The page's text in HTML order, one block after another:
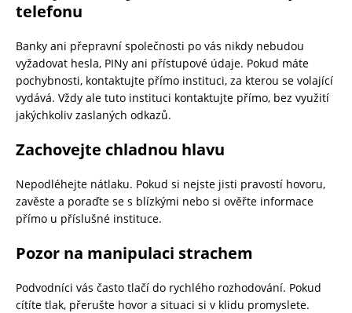
telefonu
Banky ani přepravní společnosti po vás nikdy nebudou
vyžadovat hesla, PINy ani přístupové údaje. Pokud máte
pochybnosti, kontaktujte přímo instituci, za kterou se volající
vydává. Vždy ale tuto instituci kontaktujte přímo, bez využití
jakýchkoliv zaslaných odkazů.
Zachovejte chladnou hlavu
Nepodléhejte nátlaku. Pokud si nejste jisti pravostí hovoru,
zavěste a poraďte se s blízkými nebo si ověřte informace
přímo u příslušné instituce.
Pozor na manipulaci strachem
Podvodníci vás často tlačí do rychlého rozhodování. Pokud
cítíte tlak, přerušte hovor a situaci si v klidu promyslete.